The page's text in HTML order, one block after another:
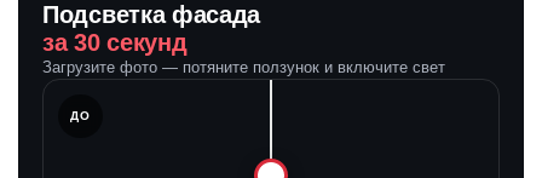
Подсветка фасада
за 30 секунд
Загрузите фото — потяните ползунок и включите свет
ДО